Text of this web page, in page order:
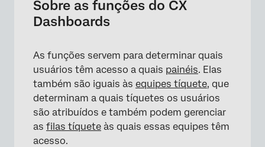
Adição de usuários a funções
Atribuição automática de função com SSO
Permissões do dashboard
Excluir função
Função de exportação
Sobre as funções do CX
Dashboards
As funções servem para determinar quais
usuários têm acesso a quais painéis. Elas
também são iguais às equipes tíquete, que
determinam a quais tíquetes os usuários
são atribuídos e também podem gerenciar
as filas tíquete às quais essas equipes têm
acesso.